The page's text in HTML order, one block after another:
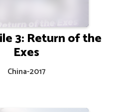
3: Return of the
Exes
China-2017